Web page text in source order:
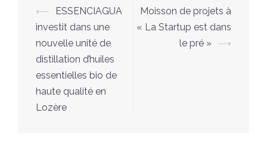
Navigation
d’article
⟵
ESSENCIAGUA
investit dans une
nouvelle unité de
distillation d’huiles
essentielles bio de
haute qualité en
Lozère
Moisson de projets à
« La Startup est dans
le pré » ⟶